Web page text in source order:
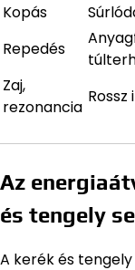
Kopás
Repedés
Zaj,
rezonancia
Rossz
Az
és tengely
A kerék és